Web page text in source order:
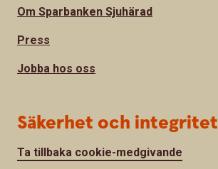
Om Sparbanken Sjuhärad
Press
Jobba hos oss
Säkerhet och integritet
Ta tillbaka cookie-medgivande